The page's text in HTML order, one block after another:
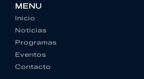
MENU
Inicio
Noticias
Programas
Eventos
Contacto